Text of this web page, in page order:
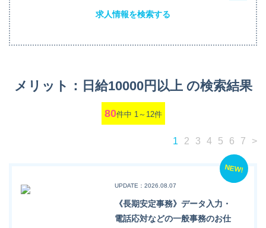
求人情報を検索する
メリット：日給10000円以上 の検索結果
80件中 1～12件
1 2 3 4 5 6 7 >
NEW!
UPDATE：2026.08.07
《長期安定事務》データ入力・
電話応対などの一般事務のお仕